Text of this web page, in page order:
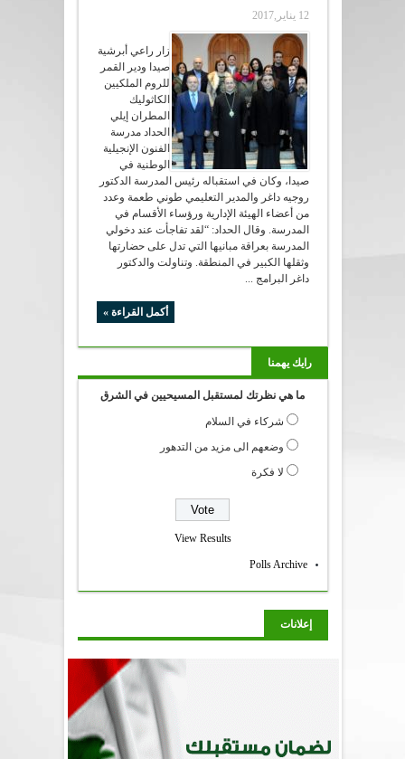
12 يناير,2017
زار راعي أبرشية
صيدا ودير القمر
للروم الملكيين
الكاثوليك
المطران إيلي
الحداد مدرسة
الفنون الإنجيلية
الوطنية في
صيدا، وكان في استقباله رئيس المدرسة الدكتور
روجيه داغر والمدير التعليمي طوني طعمة وعدد
من أعضاء الهيئة الإدارية ورؤساء الأقسام في
المدرسة. وقال الحداد: “لقد تفاجأت عند دخولي
المدرسة بعراقة مبانيها التي تدل على حضارتها
وثقلها الكبير في المنطقة. وتناولت والدكتور
داغر البرامج ...
أكمل القراءة »
رايك يهمنا
ما هي نظرتك لمستقبل المسيحيين في الشرق
شركاء في السلام
وضعهم الى مزيد من التدهور
لا فكرة
View Results
Polls Archive
إعلانات